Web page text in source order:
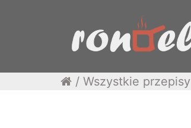
/ Wszystkie przepisy